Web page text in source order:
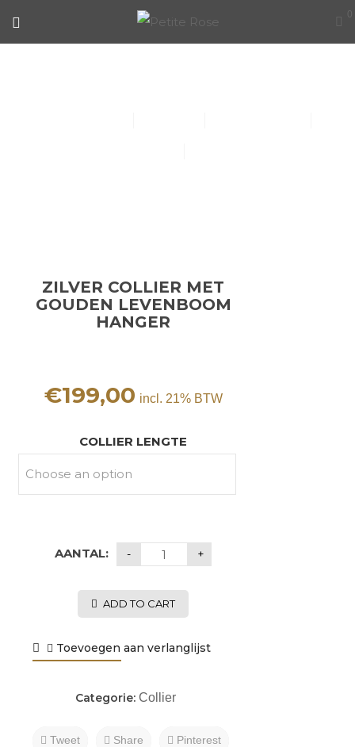
0
ZILVER COLLIER MET
GOUDEN LEVENBOOM
HANGER
€199,00 incl. 21% BTW
COLLIER LENGTE
AANTAL:
ADD TO CART
Toevoegen aan verlanglijst
Categorie: Collier
Tweet Share Pinterest